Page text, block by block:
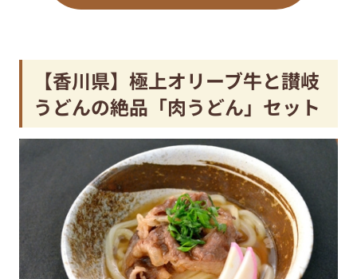
【香川県】極上オリーブ牛と讃岐
うどんの絶品「肉うどん」セット